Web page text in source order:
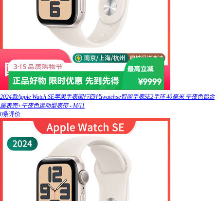
2024款Apple Watch SE苹果手表国行四代iwatchse智能手表SE2手环 40毫米 午夜色铝金
属表壳+午夜色运动型表带 - M/11
0条评价